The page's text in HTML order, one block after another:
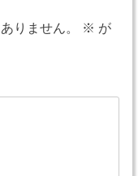
りません。 ※ が